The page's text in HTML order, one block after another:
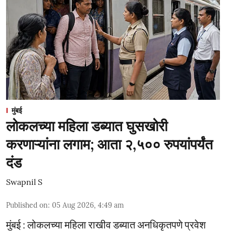
मुंबई
लोकलच्या महिला डब्यात घुसखोरी
करणाऱ्यांना लगाम; आता २,५०० रुपयांपर्यंत
दंड
Swapnil S
Published on: 05 Aug 2026, 4:49 am
मुंबई : लोकलच्या महिला राखीव डब्यात अनधिकृतपणे प्रवेश